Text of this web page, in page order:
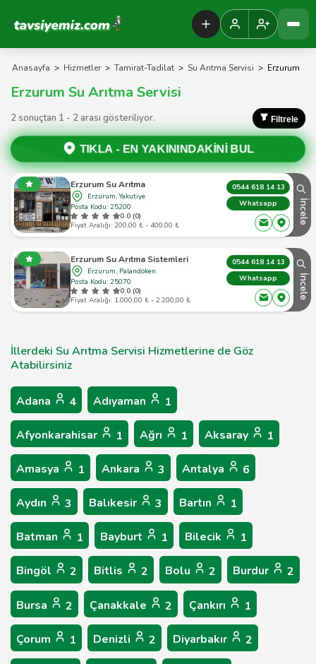
Tavsiyemiz Anasayfa
Anasayfa > Hizmetler > Tamirat-Tadilat > Su Arıtma Servisi > Erzurum
Erzurum Su Arıtma Servisi
2 sonuçtan 1 - 2 arası gösteriliyor. Filtrele
TIKLA - EN YAKININDAKİNİ BUL
Erzurum Su Arıtma
Erzurum, Yakutiye
Posta Kodu: 25200
0.0 (0)
Fiyat Aralığı: 200,00 ₺ - 400,00 ₺
0544 618 14 13
Whatsapp
İncele
Erzurum Su Arıtma Sistemleri
Erzurum, Palandöken
Posta Kodu: 25070
0.0 (0)
Fiyat Aralığı: 1.000,00 ₺ - 2.200,00 ₺
0544 618 14 13
Whatsapp
İncele
İllerdeki Su Arıtma Servisi Hizmetlerine de Göz
Atabilirsiniz
Adana 4 Adıyaman 1
Afyonkarahisar 1 Ağrı 1 Aksaray 1
Amasya 1 Ankara 3 Antalya 6
Aydın 3 Balıkesir 3 Bartın 1
Batman 1 Bayburt 1 Bilecik 1
Bingöl 2 Bitlis 2 Bolu 2 Burdur 2
Bursa 2 Çanakkale 2 Çankırı 1
Çorum 1 Denizli 2 Diyarbakır 2